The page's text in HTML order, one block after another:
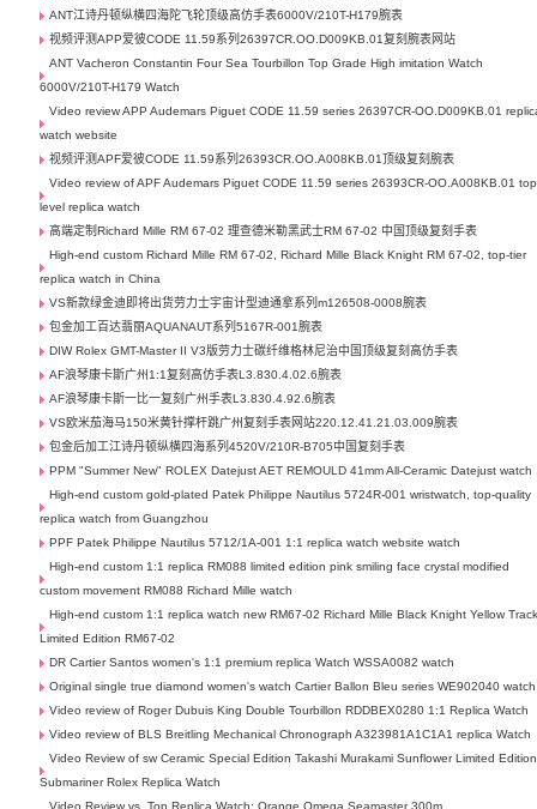
ANT江诗丹顿纵横四海陀飞轮顶级高仿手表6000V/210T-H179腕表
视频评测APP爱彼CODE 11.59系列26397CR.OO.D009KB.01复刻腕表网站
ANT Vacheron Constantin Four Sea Tourbillon Top Grade High imitation Watch
6000V/210T-H179 Watch
Video review APP Audemars Piguet CODE 11.59 series 26397CR-OO.D009KB.01
watch website
视频评测APF爱彼CODE 11.59系列26393CR.OO.A008KB.01顶级复刻腕表
Video review of APF Audemars Piguet CODE 11.59 series 26393CR-OO.A008KB.01
level replica watch
高端定制Richard Mille RM 67-02 理查德米勒黑武士RM 67-02 中国顶级复刻手表
High-end custom Richard Mille RM 67-02, Richard Mille Black Knight RM 67-02, top-tier
replica watch in China
VS新款绿金迪即将出货劳力士宇宙计型迪通拿系列m126508-0008腕表
包金加工百达翡丽AQUANAUT系列5167R-001腕表
DIW Rolex GMT-Master II V3版劳力士碳纤维格林尼治中国顶级复刻高仿手表
AF浪琴康卡斯广州1:1复刻高仿手表L3.830.4.02.6腕表
AF浪琴康卡斯一比一复刻广州手表L3.830.4.92.6腕表
VS欧米茄海马150米黄针撑杆跳广州复刻手表网站220.12.41.21.03.009腕表
包金后加工江诗丹顿纵横四海系列4520V/210R-B705中国复刻手表
PPM "Summer New" ROLEX Datejust AET REMOULD 41mm All-Ceramic Datejust watch
High-end custom gold-plated Patek Philippe Nautilus 5724R-001 wristwatch, top-quality
replica watch from Guangzhou
PPF Patek Philippe Nautilus 5712/1A-001 1:1 replica watch website watch
High-end custom 1:1 replica RM088 limited edition pink smiling face crystal modified
custom movement RM088 Richard Mille watch
High-end custom 1:1 replica watch new RM67-02 Richard Mille Black Knight Yellow
Limited Edition RM67-02
DR Cartier Santos women's 1:1 premium replica Watch WSSA0082 watch
Original single true diamond women's watch Cartier Ballon Bleu series WE902040 watch
Video review of Roger Dubuis King Double Tourbillon RDDBEX0280 1:1 Replica Watch
Video review of BLS Breitling Mechanical Chronograph A323981A1C1A1 replica Watch
Video Review of sw Ceramic Special Edition Takashi Murakami Sunflower Limited Edition
Submariner Rolex Replica Watch
Video Review vs. Top Replica Watch: Orange Omega Seamaster 300m